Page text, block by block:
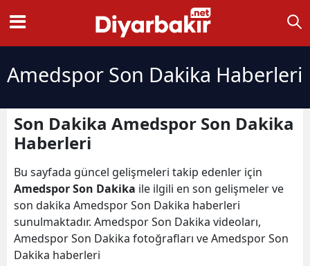
Amedspor Son Dakika Haberleri
Son Dakika Amedspor Son Dakika
Haberleri
Bu sayfada güncel gelişmeleri takip edenler için
Amedspor Son Dakika ile ilgili en son gelişmeler ve
son dakika Amedspor Son Dakika haberleri
sunulmaktadır. Amedspor Son Dakika videoları,
Amedspor Son Dakika fotoğrafları ve Amedspor Son
Dakika haberleri